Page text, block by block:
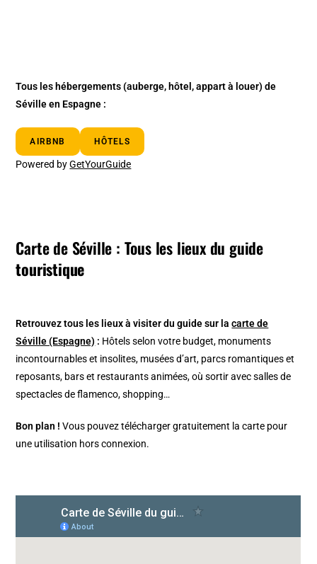
Tous les hébergements (auberge, hôtel, appart à louer) de
Séville en Espagne :
AIRBNB HÔTELS
Powered byGetYourGuide
Carte de Séville : Tous les lieux du guide
touristique
Retrouvez tous les lieux à visiter du guide sur lacarte de
Séville (Espagne) : Hôtels selon votre budget, monuments
incontournables et insolites, musées d’art, parcs romantiques et
reposants, bars et restaurants animées, où sortir avec salles de
spectacles de flamenco, shopping…
Bon plan ! Vous pouvez télécharger gratuitement la carte pour
une utilisation hors connexion.